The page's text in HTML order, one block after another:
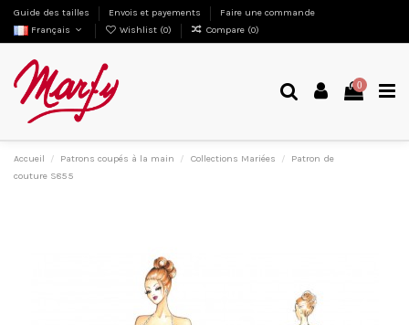
Guide des tailles Envois et payements
Faire une commande
Français
Wishlist (0) Compare (0)
0
Accueil Patrons coupés à la main Collections Mariées
Patron de
couture S855